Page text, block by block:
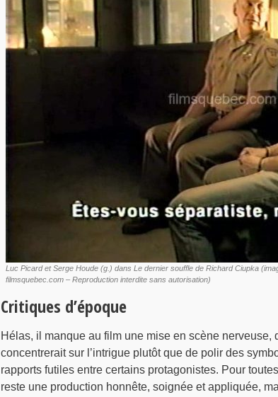
Luc Picard et Serge Houde (g.) dans Le dernier souffle de Richard Ciupka
filmsquebec.com – Reproduction interdite sans autorisation)
Critiques d’époque
Hélas, il manque au film une mise en scène nerveuse,
concentrerait sur l’intrigue plutôt que de polir des
rapports futiles entre certains protagonistes. Pour
reste une production honnête, soignée et appliquée,